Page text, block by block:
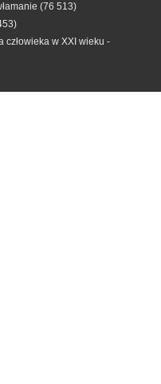
(76 513)
człowieka w XXI wieku -